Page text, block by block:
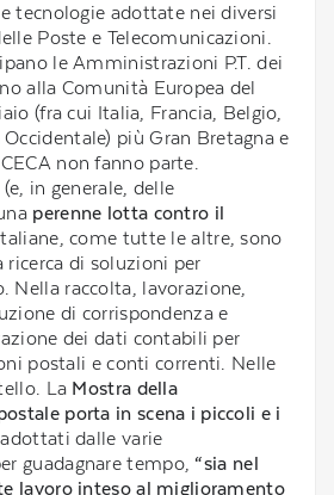
tecnologie adottate nei diversi
Poste e Telecomunicazioni.
le Amministrazioni P.T. dei
alla Comunità Europea del
(fra cui Italia, Francia, Belgio,
più Gran Bretagna e
non fanno parte.
in generale, delle
perenne lotta contro il
come tutte le altre, sono
ricerca di soluzioni per
Nella raccolta, lavorazione,
di corrispondenza e
dei dati contabili per
postali e conti correnti. Nelle
La Mostra della
porta in scena i piccoli e i
adottati dalle varie
guadagnare tempo, “sia nel
lavoro inteso al miglioramento